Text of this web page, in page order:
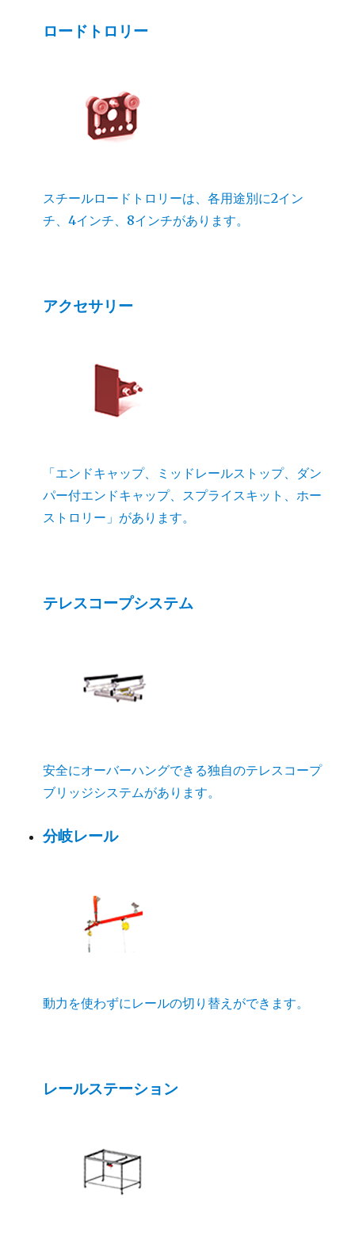
ロードトロリー
スチールロードトロリーは、各用途別に2イン
チ、4インチ、8インチがあります。
アクセサリー
「エンドキャップ、ミッドレールストップ、ダン
パー付エンドキャップ、スプライスキット、ホー
ストロリー」があります。
テレスコープシステム
安全にオーバーハングできる独自のテレスコープ
ブリッジシステムがあります。
分岐レール
動力を使わずにレールの切り替えができます。
レールステーション